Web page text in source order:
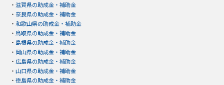
・ 滋賀県の助成金・補助金
・ 奈良県の助成金・補助金
・ 和歌山県の助成金・補助金
・ 鳥取県の助成金・補助金
・ 島根県の助成金・補助金
・ 岡山県の助成金・補助金
・ 広島県の助成金・補助金
・ 山口県の助成金・補助金
・ 徳島県の助成金・補助金